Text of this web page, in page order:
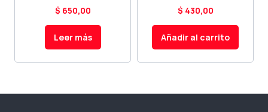
$ 650,00
Leer más
$ 430,00
Añadir al carrito